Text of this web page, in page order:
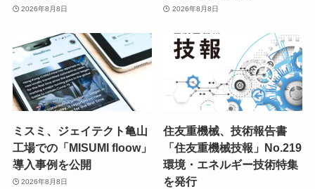
2026年8月8日 2026年8月8日
ミスミ、ジェイテクト亀山
工場での「MISUMI floow」
導入事例を公開
2026年8月8日
住友重機械、技術報告書
「住友重機械技報」No.219
環境・エネルギー技術特集
を発行